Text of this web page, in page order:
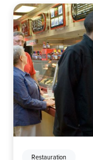
Restauration